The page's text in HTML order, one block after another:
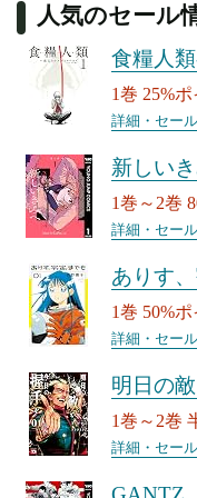
人気のセール
食糧人
1巻 25%
詳細・セー
新しい
1巻～2巻
詳細・セー
ありす
1巻 50%
詳細・セー
明日の
1巻～2巻
詳細・セー